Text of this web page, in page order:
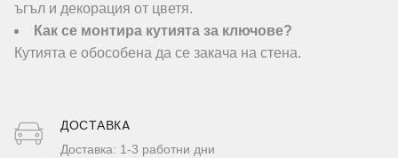
ъгъл и декорация от цветя.
Как се монтира кутията за ключове?
Кутията е обособена да се закача на стена.
ДОСТАВКA
Доставка: 1-3 работни дни